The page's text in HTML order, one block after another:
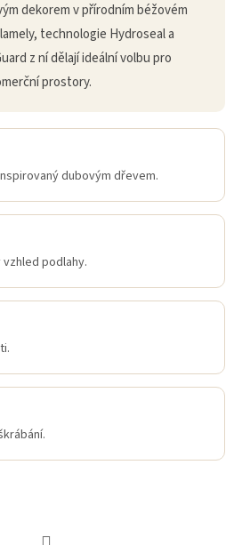
dekorem v přírodním béžovém
technologie Hydroseal a
z ní dělají ideální volbu pro
prostory.
dubovým dřevem.
podlahy.